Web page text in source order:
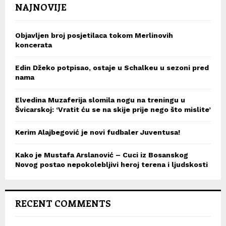
NAJNOVIJE
Objavljen broj posjetilaca tokom Merlinovih
koncerata
Edin Džeko potpisao, ostaje u Schalkeu u sezoni pred
nama
Elvedina Muzaferija slomila nogu na treningu u
Švicarskoj: ‘Vratit ću se na skije prije nego što mislite’
Kerim Alajbegović je novi fudbaler Juventusa!
Kako je Mustafa Arslanović – Cuci iz Bosanskog
Novog postao nepokolebljivi heroj terena i ljudskosti
RECENT COMMENTS